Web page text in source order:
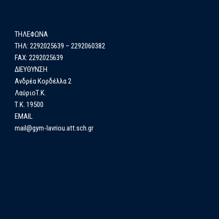
ΤΗΛΕΦΩΝΑ
ΤΗΛ: 2292025639 – 2292060382
FAX: 2292025639
ΔΙΕΥΘΥΝΣΗ
Ανδρέα Κορδέλλα 2
ΛαύριοΤ.Κ.
Τ.Κ. 19500
EMAIL
mail@gym-lavriou.att.sch.gr